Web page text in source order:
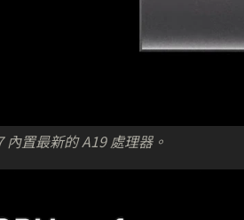
置最新的 A19 處理器。